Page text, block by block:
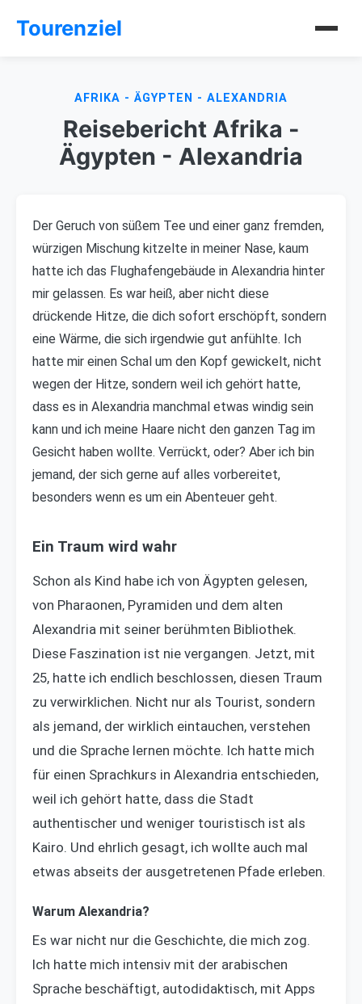
Tourenziel
AFRIKA - ÄGYPTEN - ALEXANDRIA
Reisebericht Afrika -
Ägypten - Alexandria
Der Geruch von süßem Tee und einer ganz fremden,
würzigen Mischung kitzelte in meiner Nase, kaum
hatte ich das Flughafengebäude in Alexandria hinter
mir gelassen. Es war heiß, aber nicht diese
drückende Hitze, die dich sofort erschöpft, sondern
eine Wärme, die sich irgendwie gut anfühlte. Ich
hatte mir einen Schal um den Kopf gewickelt, nicht
wegen der Hitze, sondern weil ich gehört hatte,
dass es in Alexandria manchmal etwas windig sein
kann und ich meine Haare nicht den ganzen Tag im
Gesicht haben wollte. Verrückt, oder? Aber ich bin
jemand, der sich gerne auf alles vorbereitet,
besonders wenn es um ein Abenteuer geht.
Ein Traum wird wahr
Schon als Kind habe ich von Ägypten gelesen,
von Pharaonen, Pyramiden und dem alten
Alexandria mit seiner berühmten Bibliothek.
Diese Faszination ist nie vergangen. Jetzt, mit
25, hatte ich endlich beschlossen, diesen Traum
zu verwirklichen. Nicht nur als Tourist, sondern
als jemand, der wirklich eintauchen, verstehen
und die Sprache lernen möchte. Ich hatte mich
für einen Sprachkurs in Alexandria entschieden,
weil ich gehört hatte, dass die Stadt
authentischer und weniger touristisch ist als
Kairo. Und ehrlich gesagt, ich wollte auch mal
etwas abseits der ausgetretenen Pfade erleben.
Warum Alexandria?
Es war nicht nur die Geschichte, die mich zog.
Ich hatte mich intensiv mit der arabischen
Sprache beschäftigt, autodidaktisch, mit Apps